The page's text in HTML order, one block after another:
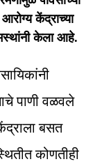
केंद्राच्या
केला आहे.
पाणी वळवले
बसत
कोणतीही